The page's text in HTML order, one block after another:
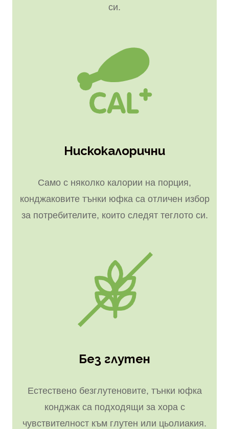
си.
Нискокалорични
Само с няколко калории на порция,
конджаковите тънки юфка са отличен избор
за потребителите, които следят теглото си.
Без глутен
Естествено безглутеновите, тънки юфка
конджак са подходящи за хора с
чувствителност към глутен или цьолиакия.